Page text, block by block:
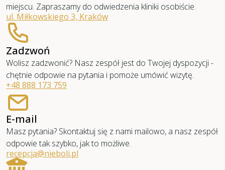
miejscu. Zapraszamy do odwiedzenia kliniki osobiście.
ul. Miłkowskiego 3, Kraków
Zadzwoń
Wolisz zadzwonić? Nasz zespół jest do Twojej dyspozycji -
chętnie odpowie na pytania i pomoże umówić wizytę.
+48 888 173 759
E-mail
Masz pytania? Skontaktuj się z nami mailowo, a nasz zespół
odpowie tak szybko, jak to możliwe.
recepcja@nieboli.pl